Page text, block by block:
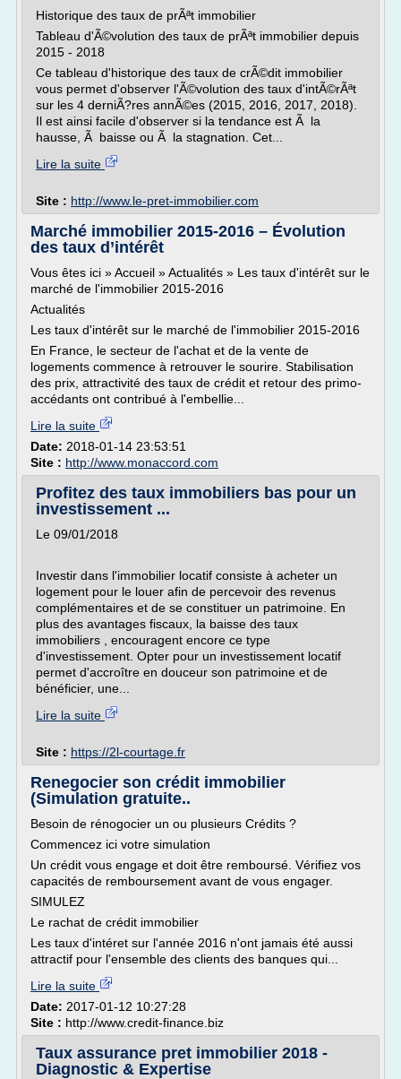
Historique des taux de prÃªt immobilier
Tableau d'Ã©volution des taux de prÃªt immobilier depuis
2015 - 2018
Ce tableau d'historique des taux de crÃ©dit immobilier
vous permet d'observer l'Ã©volution des taux d'intÃ©rÃªt
sur les 4 derniÃ?res annÃ©es (2015, 2016, 2017, 2018).
Il est ainsi facile d'observer si la tendance est Ã la
hausse, Ã baisse ou Ã la stagnation. Cet...
Lire la suite
Site : http://www.le-pret-immobilier.com
Marché immobilier 2015-2016 – Évolution
des taux d’intérêt
Vous êtes ici » Accueil » Actualités » Les taux d'intérêt sur le
marché de l'immobilier 2015-2016
Actualités
Les taux d'intérêt sur le marché de l'immobilier 2015-2016
En France, le secteur de l'achat et de la vente de
logements commence à retrouver le sourire. Stabilisation
des prix, attractivité des taux de crédit et retour des primo-
accédants ont contribué à l'embellie...
Lire la suite
Date: 2018-01-14 23:53:51
Site : http://www.monaccord.com
Profitez des taux immobiliers bas pour un
investissement ...
Le 09/01/2018
Investir dans l'immobilier locatif consiste à acheter un
logement pour le louer afin de percevoir des revenus
complémentaires et de se constituer un patrimoine. En
plus des avantages fiscaux, la baisse des taux
immobiliers , encouragent encore ce type
d'investissement. Opter pour un investissement locatif
permet d'accroître en douceur son patrimoine et de
bénéficier, une...
Lire la suite
Site : https://2l-courtage.fr
Renegocier son crédit immobilier
(Simulation gratuite..
Besoin de rénogocier un ou plusieurs Crédits ?
Commencez ici votre simulation
Un crédit vous engage et doit être remboursé. Vérifiez vos
capacités de remboursement avant de vous engager.
SIMULEZ
Le rachat de crédit immobilier
Les taux d'intéret sur l'année 2016 n'ont jamais été aussi
attractif pour l'ensemble des clients des banques qui...
Lire la suite
Date: 2017-01-12 10:27:28
Site : http://www.credit-finance.biz
Taux assurance pret immobilier 2018 -
Diagnostic & Expertise